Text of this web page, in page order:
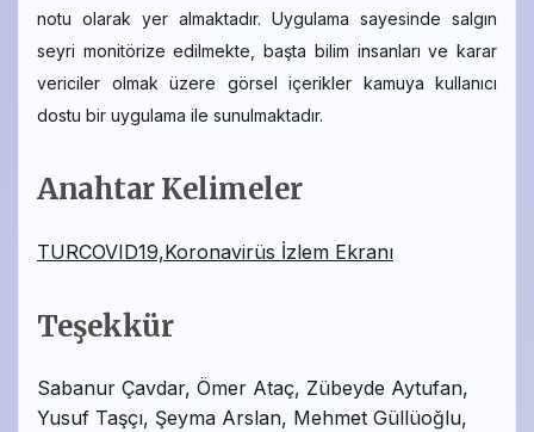
notu olarak yer almaktadır. Uygulama sayesinde salgın
seyri monitörize edilmekte, başta bilim insanları ve karar
vericiler olmak üzere görsel içerikler kamuya kullanıcı
dostu bir uygulama ile sunulmaktadır.
Anahtar Kelimeler
TURCOVID19,Koronavirüs İzlem Ekranı
Teşekkür
Sabanur Çavdar, Ömer Ataç, Zübeyde Aytufan,
Yusuf Taşçı, Şeyma Arslan, Mehmet Güllüoğlu,